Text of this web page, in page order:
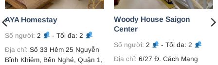
AYA Homestay
Số người: 2
- Tối đa: 2
Địa chỉ: Số 33 Hẻm 25 Nguyễn
Bỉnh Khiêm, Bến Nghé, Quận 1,
Woody House Saigon
Center
Số người: 2
- Tối đa: 2
Địa chỉ: 6/27 Đ. Cách Mạng